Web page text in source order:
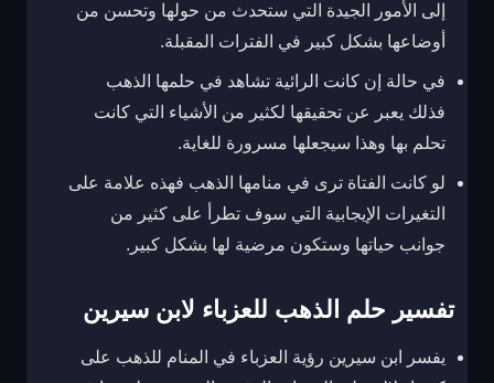
إلى الأمور الجيدة التي ستحدث من حولها وتحسن من
أوضاعها بشكل كبير في الفترات المقبلة.
في حالة إن كانت الرائية تشاهد في حلمها الذهب
فذلك يعبر عن تحقيقها لكثير من الأشياء التي كانت
تحلم بها وهذا سيجعلها مسرورة للغاية.
لو كانت الفتاة ترى في منامها الذهب فهذه علامة على
التغيرات الإيجابية التي سوف تطرأ على كثير من
جوانب حياتها وستكون مرضية لها بشكل كبير.
تفسير حلم الذهب للعزباء لابن سيرين
يفسر ابن سيرين رؤية العزباء في المنام للذهب على